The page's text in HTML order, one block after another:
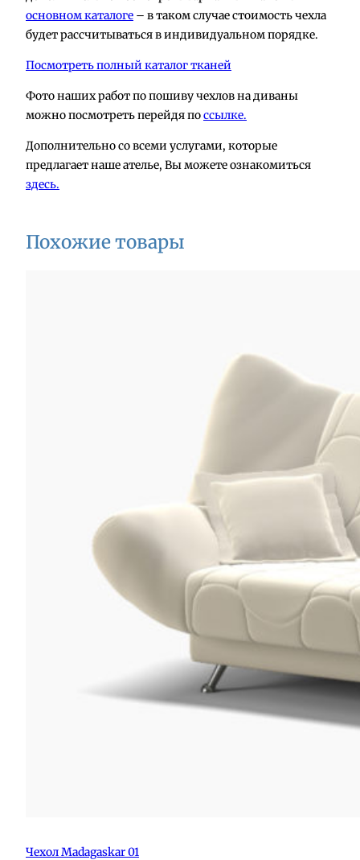
основном каталоге – в таком случае стоимость чехла
будет рассчитываться в индивидуальном порядке.
Посмотреть полный каталог тканей
Фото наших работ по пошиву чехлов на диваны
можно посмотреть перейдя поссылке.
Дополнительно со всеми услугами, которые
предлагает наше ателье, Вы можете ознакомиться
здесь.
Похожие товары
Чехол Madagaskar 01